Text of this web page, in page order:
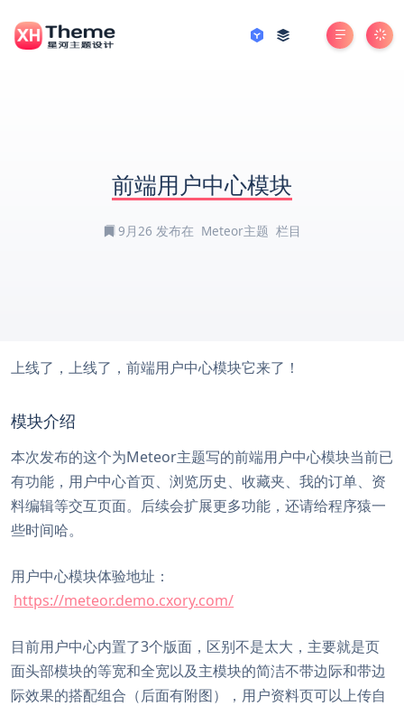
前端用户中心模块
9月26 发布在 Meteor主题 栏目
上线了，上线了，前端用户中心模块它来了！
模块介绍
本次发布的这个为Meteor主题写的前端用户中心模块当前已
有功能，用户中心首页、浏览历史、收藏夹、我的订单、资
料编辑等交互页面。后续会扩展更多功能，还请给程序猿一
些时间哈。
用户中心模块体验地址：
https://meteor.demo.cxory.com/
目前用户中心内置了3个版面，区别不是太大，主要就是页
面头部模块的等宽和全宽以及主模块的简洁不带边际和带边
际效果的搭配组合（后面有附图），用户资料页可以上传自